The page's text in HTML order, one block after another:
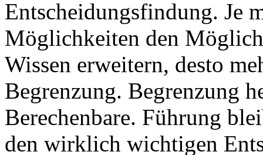
Entscheidungsfindung. Je
Möglichkeiten den
Wissen erweitern, desto
Begrenzung. Begrenzung
Berechenbare. Führung
den wirklich wichtigen